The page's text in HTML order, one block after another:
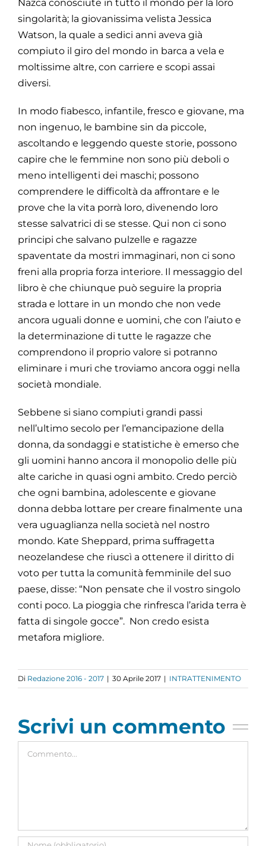
Nazca conosciute in tutto il mondo per la loro
singolarità; la giovanissima velista Jessica
Watson, la quale a sedici anni aveva già
compiuto il giro del mondo in barca a vela e
moltissime altre, con carriere e scopi assai
diversi.
In modo fiabesco, infantile, fresco e giovane, ma
non ingenuo, le bambine sin da piccole,
ascoltando e leggendo queste storie, possono
capire che le femmine non sono più deboli o
meno intelligenti dei maschi; possono
comprendere le difficoltà da affrontare e le
prove che la vita porrà loro, divenendo loro
stesse salvatrici di se stesse. Qui non ci sono
principi che salvano pulzelle e ragazze
spaventate da mostri immaginari, non ci sono
freni alla propria forza interiore. Il messaggio del
libro è che chiunque può seguire la propria
strada e lottare in un mondo che non vede
ancora uguali donne e uomini, che con l’aiuto e
la determinazione di tutte le ragazze che
comprendono il proprio valore si potranno
eliminare i muri che troviamo ancora oggi nella
società mondiale.
Sebbene si siano compiuti grandi passi
nell’ultimo secolo per l’emancipazione della
donna, da sondaggi e statistiche è emerso che
gli uomini hanno ancora il monopolio delle più
alte cariche in quasi ogni ambito. Credo perciò
che ogni bambina, adolescente e giovane
donna debba lottare per creare finalmente una
vera uguaglianza nella società nel nostro
mondo. Kate Sheppard, prima suffragetta
neozelandese che riuscì a ottenere il diritto di
voto per tutta la comunità femminile del suo
paese, disse: “Non pensate che il vostro singolo
conti poco. La pioggia che rinfresca l’arida terra è
fatta di singole gocce”. Non credo esista
metafora migliore.
Di Redazione 2016 - 2017 | 30 Aprile 2017 | INTRATTENIMENTO
Scrivi un commento
Commento